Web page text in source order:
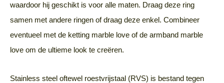
waardoor hij geschikt is voor alle maten. Draag deze ring
samen met andere ringen of draag deze enkel. Combineer
eventueel met de ketting marble love of de armband marble
love om de ultieme look te creëren.
Stainless steel oftewel roestvrijstaal (RVS) is bestand tegen